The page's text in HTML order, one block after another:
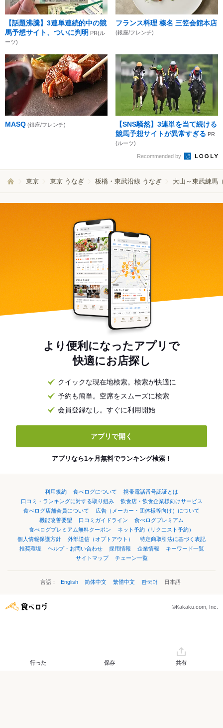
【話題沸騰】3連単連続的中の競
馬予想サイト、ついに判明 PR(ル
ーツ)
フランス料理 榛名 三笠会館本店
(銀座/フレンチ)
MASQ (銀座/フレンチ)
【SNS騒然】3連単を当て続ける
競馬予想サイトが異常すぎる PR
(ルーツ)
Recommended by
東京 東京 うなぎ 板橋・東武沿線 うなぎ 大山～東武練馬
より便利になったアプリで
快適にお店探し
クイックな現在地検索。検索が快適に
予約も簡単。空席をスムーズに検索
会員登録なし。すぐに利用開始
アプリで開く
アプリなら1ヶ月無料でランキング検索！
利用規約 食べログについて
携帯電話番号認証とは
口コミ・ランキングに対する取り組み
飲食店・飲食企業様向けサービス
食べログ店舗会員について
広告（メーカー・団体様等向け）について
機能改善要望
口コミガイドライン
食べログプレミアム
食べログプレミアム無料クーポン
ネット予約（リクエスト予約）
個人情報保護方針
外部送信（オプトアウト）
特定商取引法に基づく表記
推奨環境
ヘルプ・お問い合わせ 採用情報 企業情報
キーワード一覧
サイトマップ
チェーン一覧
言語： English 简体中文 繁體中文 한국어 日本語
©Kakaku.com, Inc.
行った 保存 共有